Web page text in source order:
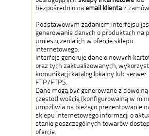
bezpośrednio naemail klientaz
Podstawowym zadaniem interfejsu
generowanie danych o produktach na
umieszczenia ich w ofercie sklepu
internetowego.
Interfejs generuje dane o nowych
oraz tych zaktualizowanych,
komunikacji katalog lokalny lub serwer
FTP/FTPS.
Dane mogą być generowane z dowolną
częstotliwością (konfigurowalną w
umożliwia na bieżąco prezentowanie
sklepu internetowego informacji o
stanie poszczególnych towarów
ofercie.